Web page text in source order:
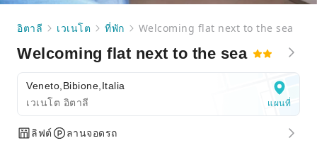
อิตาลี เวเนโต ที่พัก Welcoming flat next to the sea
Welcoming flat next to the sea
Veneto,Bibione,Italia
เวเนโต อิตาลี
แผนที่
ลิฟต์ ลานจอดรถ